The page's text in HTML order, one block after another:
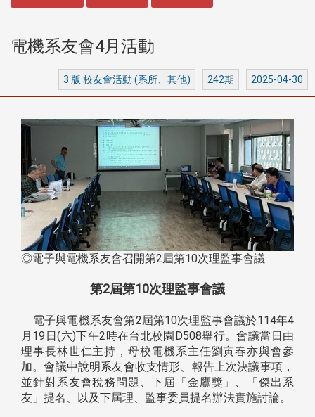
電機系友會4月活動
3 版 校友會活動 (系所、其他) 242期 2025-04-30
◎電子與電機系友會召開第2屆第10次理監事會議
第2屆第10次理監事會議
電子與電機系友會第2屆第10次理監事會議於114年4
月19日(六)下午2時在台北校園D508舉行。會議當日由
理事長林世仁主持，母校電機系主任劉寅春亦與會參
加。會議中說明系友會收支情形、報告上次決議事項，
並針對系友會稅務問題、下屆「金鷹獎」、「傑出系
友」提名、以及下屆理、監事委員提名辦法實施討論。